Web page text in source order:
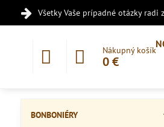
Všetky Vaše prípadné otázky radi
Nákupný košík
0 €
BONBONIÉRY